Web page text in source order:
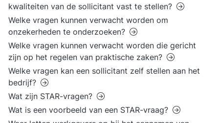
kwaliteiten van de sollicitant vast te stellen?
Welke vragen kunnen verwacht worden om
onzekerheden te onderzoeken?
Welke vragen kunnen verwacht worden die gericht
zijn op het regelen van praktische zaken?
Welke vragen kan een sollicitant zelf stellen aan het
bedrijf?
Wat zijn STAR-vragen?
Wat is een voorbeeld van een STAR-vraag?